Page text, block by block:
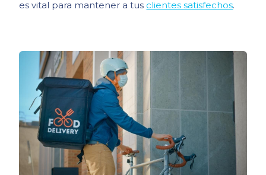
es vital para mantener a tus clientes satisfechos.